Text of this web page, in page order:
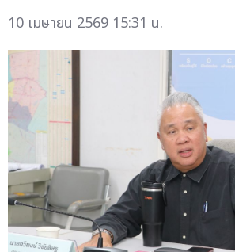
10 เมษายน 2569 15:31 น.